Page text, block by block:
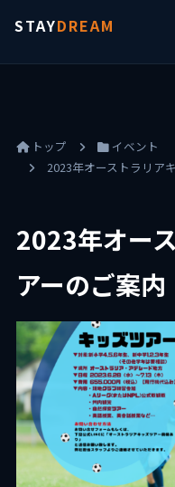
STAYDREAM
トップ
イベント
2023年オーストラリア
2023年オー
アーのご案内